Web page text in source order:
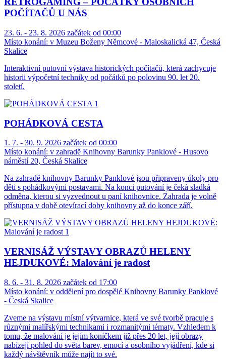
POČÍTAČŮ U NÁS
23. 6. - 23. 8. 2026 začátek od 00:00
Místo konání: v Muzeu Boženy Němcové - Maloskalická 47, Česká
Skalice
Interaktivní putovní výstava historických počítačů, která zachycuje
historii výpočetní techniky od počátků po polovinu 90. let 20.
století.
POHÁDKOVÁ CESTA
1. 7. - 30. 9. 2026 začátek od 00:00
Místo konání: v zahradě Knihovny Barunky Panklové - Husovo
náměstí 20, Česká Skalice
Na zahradě knihovny Barunky Panklové jsou připraveny úkoly pro
děti s pohádkovými postavami. Na konci putování je čeká sladká
odměna, kterou si vyzvednout u paní knihovnice. Zahrada je volně
přístupna v době otevírací doby knihovny až do konce září.
VERNISÁŽ VÝSTAVY OBRAZŮ HELENY
HEJDUKOVÉ: Malování je radost
8. 6. - 31. 8. 2026 začátek od 17:00
Místo konání: v oddělení pro dospělé Knihovny Barunky Panklové
- Česká Skalice
Zveme na výstavu místní výtvarnice, která ve své tvorbě pracuje s
různými malířskými technikami i rozmanitými tématy. Vzhledem k
tomu, že malování je jejím koníčkem již přes 20 let, její obrazy
nabízejí pohled do světa barev, emocí a osobního vyjádření, kde si
každý návštěvník může najít to své.